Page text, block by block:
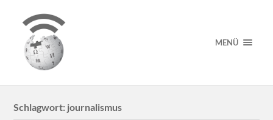
MENÜ
Schlagwort: journalismus